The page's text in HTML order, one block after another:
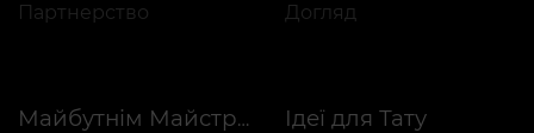
Партнерство
Догляд
Майбутнім Майстрам
Ідеї для Тату